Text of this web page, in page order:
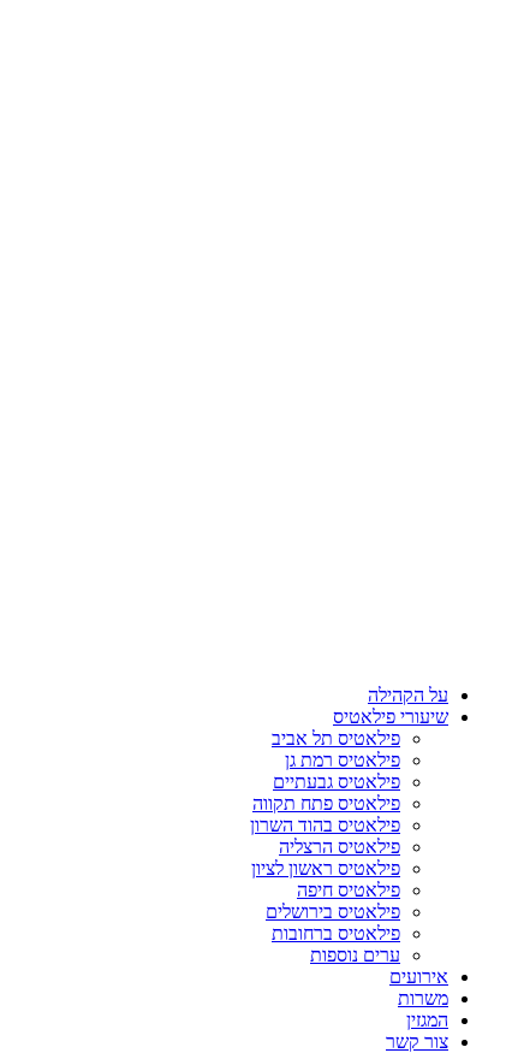
על הקהילה
שיעורי פילאטיס
פילאטיס תל אביב
פילאטיס רמת גן
פילאטיס גבעתיים
פילאטיס פתח תקווה
פילאטיס בהוד השרון
פילאטיס הרצליה
פילאטיס ראשון לציון
פילאטיס חיפה
פילאטיס בירושלים
פילאטיס ברחובות
ערים נוספות
אירועים
משרות
המגזין
צור קשר